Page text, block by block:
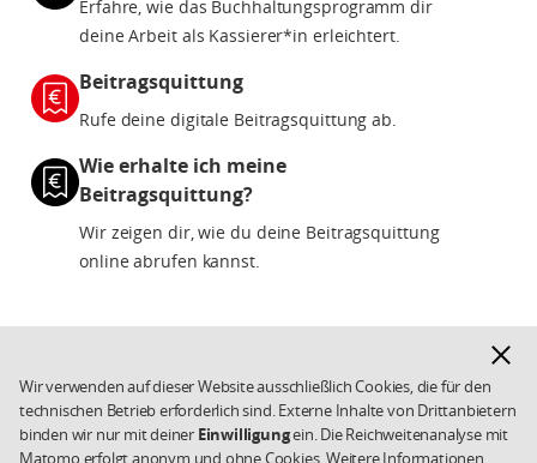
Wir verwenden auf dieser Website ausschließlich Cookies, die für den
technischen Betrieb erforderlich sind. Externe Inhalte von Drittanbietern
binden wir nur mit deiner Einwilligungein. Die Reichweitenanalyse mit
Matomo erfolgt anonym und ohne Cookies. Weitere Informationen
Erfahre, wie das Buchhaltungsprogramm dir
deine Arbeit als Kassierer*in erleichtert.
Beitragsquittung
Rufe deine digitale Beitragsquittung ab.
Wie erhalte ich meine
Beitragsquittung?
Wir zeigen dir, wie du deine Beitragsquittung
online abrufen kannst.
Fußbereich
Weiterführende
Links/Kleingedrucktes
Datenschutz
Impressum
SPD.de
Kontakt